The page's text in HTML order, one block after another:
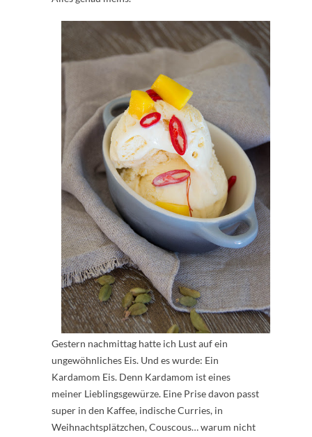
Gestern nachmittag hatte ich Lust auf ein
ungewöhnliches Eis. Und es wurde: Ein
Kardamom Eis. Denn Kardamom ist eines
meiner Lieblingsgewürze. Eine Prise davon passt
super in den Kaffee, indische Curries, in
Weihnachtsplätzchen, Couscous… warum nicht